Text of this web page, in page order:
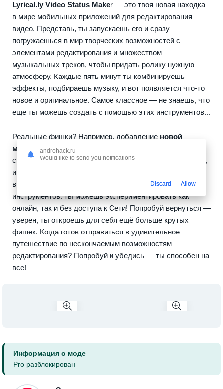
Lyrical.ly Video Status Maker — это твоя новая находка
в мире мобильных приложений для редактирования
видео. Представь, ты запускаешь его и сразу
погружаешься в мир творческих возможностей с
элементами редактирования и множеством
музыкальных треков, чтобы придать ролику нужную
атмосферу. Каждые пять минут ты комбинируешь
эффекты, подбираешь музыку, и вот появляется что-то
новое и оригинальное. Самое классное — не знаешь, что
еще ты можешь создать с помощью этих инструментов...
Реальные фишки? Например, добавление новой
музыки или фильтров, которые преобразят даже
скучное видео в настоящее сокровище. Тут и
,
и улучшение цвета — идеальный набор для яркого
впечатления. А как без постоянно доступных
инструментов: ты можешь экспериментировать как
онлайн, так и без доступа к Сети! Попробуй вернуться —
уверен, ты откроешь для себя ещё больше крутых
фишек. Когда готов отправиться в удивительное
путешествие по нескончаемым возможностям
редактирования? Попробуй и убедись — ты способен на
все!
Информация о моде
Pro разблокирован
androhack.ru
Would like to send you notifications
Discard Allow